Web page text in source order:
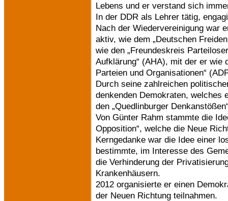
Lebens und er verstand sich
In der DDR als Lehrer tätig,
Nach der Wiedervereinigung war
aktiv, wie dem „Deutschen
wie den „Freundeskreis
Aufklärung“ (AHA), mit der er wie
Parteien und Organisationen“
Durch seine zahlreichen
denkenden Demokraten, welches
den „Quedlinburger
Von Günter Rahm stammte die
Opposition“, welche die Neue
Kerngedanke war die Idee einer
bestimmte, im Interesse des
die Verhinderung der
Krankenhäusern.
2012 organisierte er einen
der Neuen Richtung teilnahmen.